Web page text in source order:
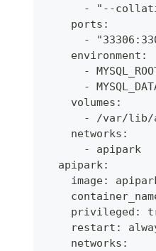
- "--
    ports:
-
    environment:
-
-
    volumes:
- /var/
    networks:
      - apipark
  apipark:
image:
privileged:
restart:
    networks: